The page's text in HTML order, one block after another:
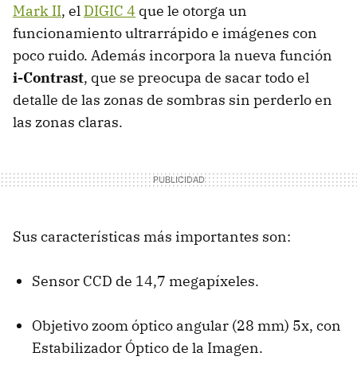
Mark II, el DIGIC 4 que le otorga un
funcionamiento ultrarrápido e imágenes con
poco ruido. Además incorpora la nueva función
i-Contrast, que se preocupa de sacar todo el
detalle de las zonas de sombras sin perderlo en
las zonas claras.
Sus características más importantes son:
Sensor CCD de 14,7 megapíxeles.
Objetivo zoom óptico angular (28 mm) 5x, con
Estabilizador Óptico de la Imagen.